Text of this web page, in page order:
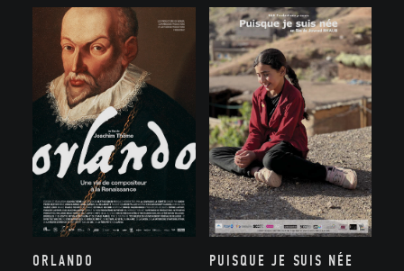
ORLANDO PUISQUE JE SUIS NÉE